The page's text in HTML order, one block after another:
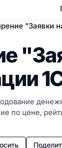
"Заявки
по цене,